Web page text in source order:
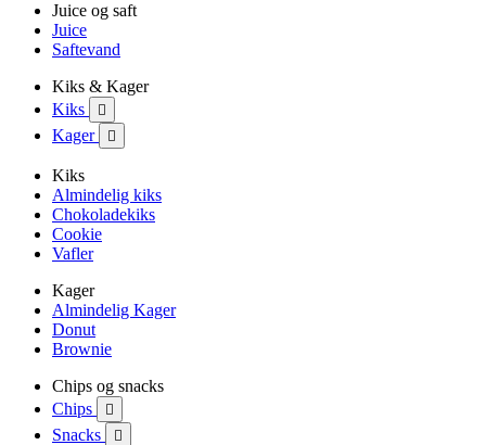
Juice og saft
Juice
Saftevand
Kiks & Kager
Kiks

Kager 
Kiks
Almindelig kiks
Chokoladekiks
Cookie
Vafler
Kager
Almindelig Kager
Donut
Brownie
Chips og snacks
Chips

Snacks 